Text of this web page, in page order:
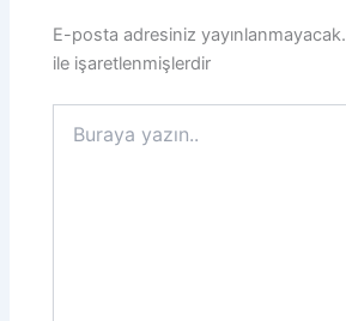
E-posta adresiniz yayınlanmayacak.
ile işaretlenmişlerdir
yazın..